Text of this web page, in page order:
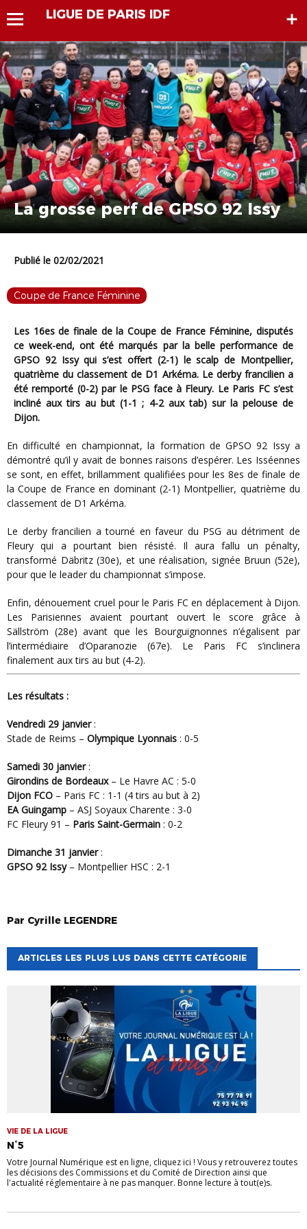
LIGUE DE PARIS IDF
La grosse perf de GPSO 92 Issy
Publié le 02/02/2021
Coupe de France Féminine
Les 16es de finale de la Coupe de France Féminine, disputés
ce week-end, ont été marqués par la belle performance de
GPSO 92 Issy qui s’est offert (2-1) le scalp de Montpellier,
quatrième du classement de D1 Arkéma. Le derby francilien a
été remporté (0-2) par le PSG face à Fleury. Le Paris FC s’est
incliné aux tirs au but (1-1 ; 4-2 aux tab) sur la pelouse de
Dijon.
En difficulté en championnat, la formation de GPSO 92 Issy a
démontré qu’il y avait de bonnes raisons d’espérer. Les Isséennes
se sont, en effet, brillamment qualifiées pour les 8es de finale de
la Coupe de France en dominant (2-1) Montpellier, quatrième du
classement de D1 Arkéma.
Le derby francilien a tourné en faveur du PSG au détriment de
Fleury qui a pourtant bien résisté. Il aura fallu un pénalty,
transformé Däbritz (30e), et une réalisation, signée Bruun (52e),
pour que le leader du championnat s’impose.
Enfin, dénouement cruel pour le Paris FC en déplacement à Dijon.
Les Parisiennes avaient pourtant ouvert le score grâce à
Sällström (28e) avant que les Bourguignonnes n’égalisent par
l’intermédiaire d’Oparanozie (67e). Le Paris FC s’inclinera
finalement aux tirs au but (4-2).
Les résultats :
Vendredi 29 janvier:
Stade de Reims – Olympique Lyonnais : 0-5
Samedi 30 janvier:
Girondins de Bordeaux– Le Havre AC : 5-0
Dijon FCO – Paris FC : 1-1 (4 tirs au but à 2)
EA Guingamp – ASJ Soyaux Charente : 3-0
FC Fleury 91 – Paris Saint-Germain : 0-2
Dimanche 31 janvier:
GPSO 92 Issy– Montpellier HSC : 2-1
Par Cyrille LEGENDRE
ARTICLES LES PLUS LUS DANS CETTE CATÉGORIE
VIE DE LA LIGUE
N°5
Votre Journal Numérique est en ligne, cliquez ici ! Vous y retrouverez toutes
les décisions des Commissions et du Comité de Direction ainsi que
l'actualité réglementaire à ne pas manquer. Bonne lecture à tout(e)s.